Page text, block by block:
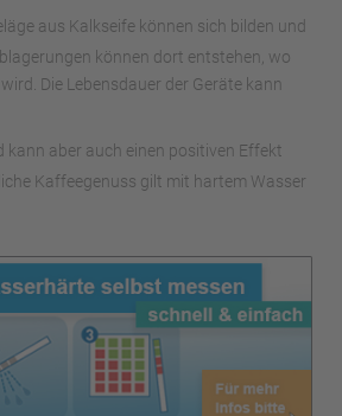
aus Kalkseife können sich bilden und
können dort entstehen, wo
Die Lebensdauer der Geräte kann
kann aber auch einen positiven Effekt
Kaffeegenuss gilt mit hartem Wasser